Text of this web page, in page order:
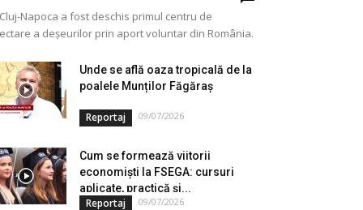
Napoca a fost deschis primul centru de
a deșeurilor prin aport voluntar din România.
Unde se află oaza tropicală de la
poalele Munților Făgăraș
Reportaj 09/07/2026
Cum se formează viitorii
economiști la FSEGA: cursuri
aplicate, practică și...
Reportaj 09/07/2026